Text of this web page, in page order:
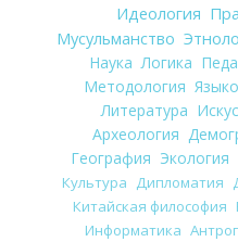
Идеология
Мусульманство
Наука Логика
Методология
Литература
Археология
География Экология
Культура Дипломатия
Китайская философия
Информатика